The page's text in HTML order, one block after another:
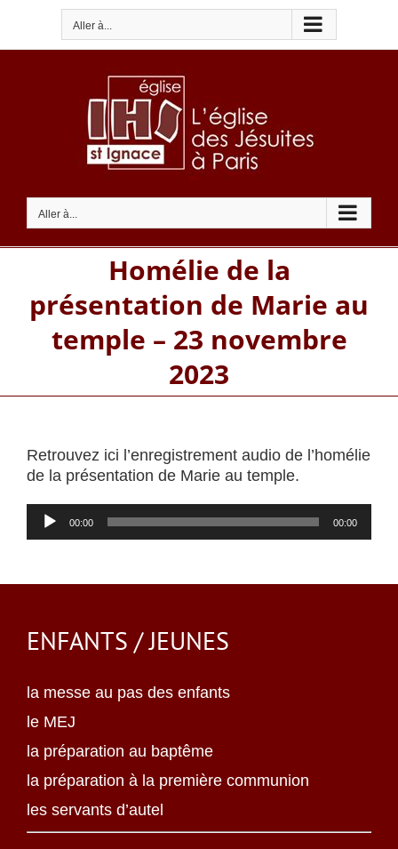
contenu
Aller à...
Aller à...
Homélie de la
présentation de Marie au
temple – 23 novembre
2023
Retrouvez ici l’enregistrement audio de l’homélie
de la présentation de Marie au temple.
Lecteur
audio
00:00 00:00
ENFANTS / JEUNES
la messe au pas des enfants
le MEJ
la préparation au baptême
la préparation à la première communion
les servants d’autel